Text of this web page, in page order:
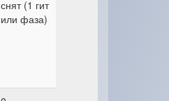
снят (1 гит
или фаза)